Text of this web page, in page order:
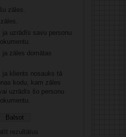
zāles.
ja uzrādīs savu personu
ja zāles domātas
ja klients nosauks tā
kodu, kam zāles
uzrādīs šo personu
rezultātus